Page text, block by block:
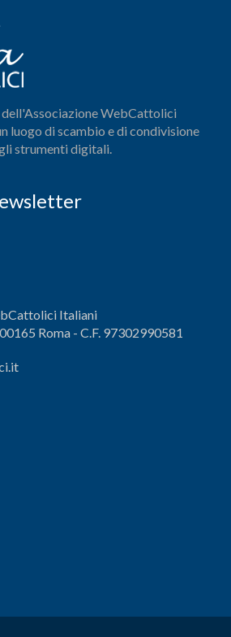
WebCattolici
luogo di scambio e di condivisione
strumenti digitali.
Italiani
Roma - C.F. 97302990581